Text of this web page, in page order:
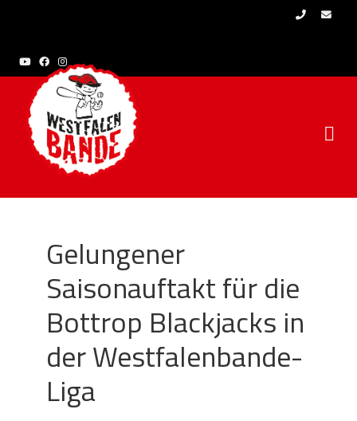
Gelungener
Saisonauftakt für die
Bottrop Blackjacks in
der Westfalenbande-
Liga